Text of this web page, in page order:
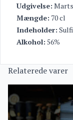
Udgivelse:
Mængde: 70 cl
Indeholder:
Alkohol: 56%
Relaterede varer